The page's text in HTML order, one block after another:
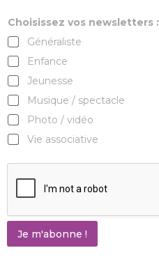
Choisissez vos newsletters :
Généraliste
Enfance
Jeunesse
Musique / spectacle
Photo / vidéo
Vie associative
Je m'abonne !